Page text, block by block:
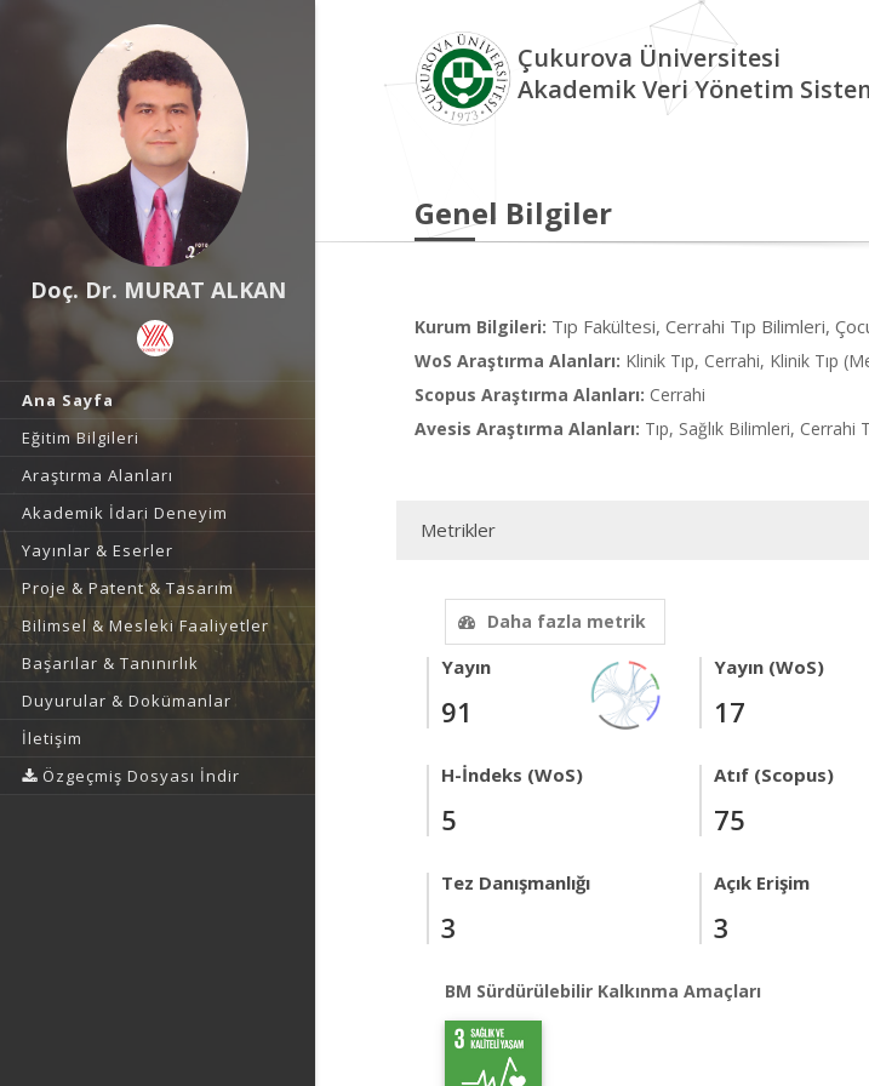
Doç. Dr. MURAT ALKAN
Ana Sayfa
Eğitim Bilgileri
Araştırma Alanları
Akademik İdari Deneyim
Yayınlar & Eserler
Proje & Patent & Tasarım
Bilimsel & Mesleki Faaliyetler
Başarılar & Tanınırlık
Duyurular & Dokümanlar
İletişim
Özgeçmiş Dosyası İndir
Çukurova Üniversitesi
Akademik Veri Yönetim
Genel Bilgiler
Kurum Bilgileri: Tıp Fakültesi, Cerrahi Tıp Bilimleri,
WoS Araştırma Alanları: Klinik Tıp, Cerrahi, Klinik Tıp
Scopus Araştırma Alanları: Cerrahi
Avesis Araştırma Alanları: Tıp, Sağlık Bilimleri, Cerrahi
Metrikler
Daha fazla metrik
Yayın
91
Yayın (WoS)
17
H-İndeks (WoS)
5
Atıf (Scopus)
75
Tez Danışmanlığı
3
Açık Erişim
3
BM Sürdürülebilir Kalkınma Amaçları